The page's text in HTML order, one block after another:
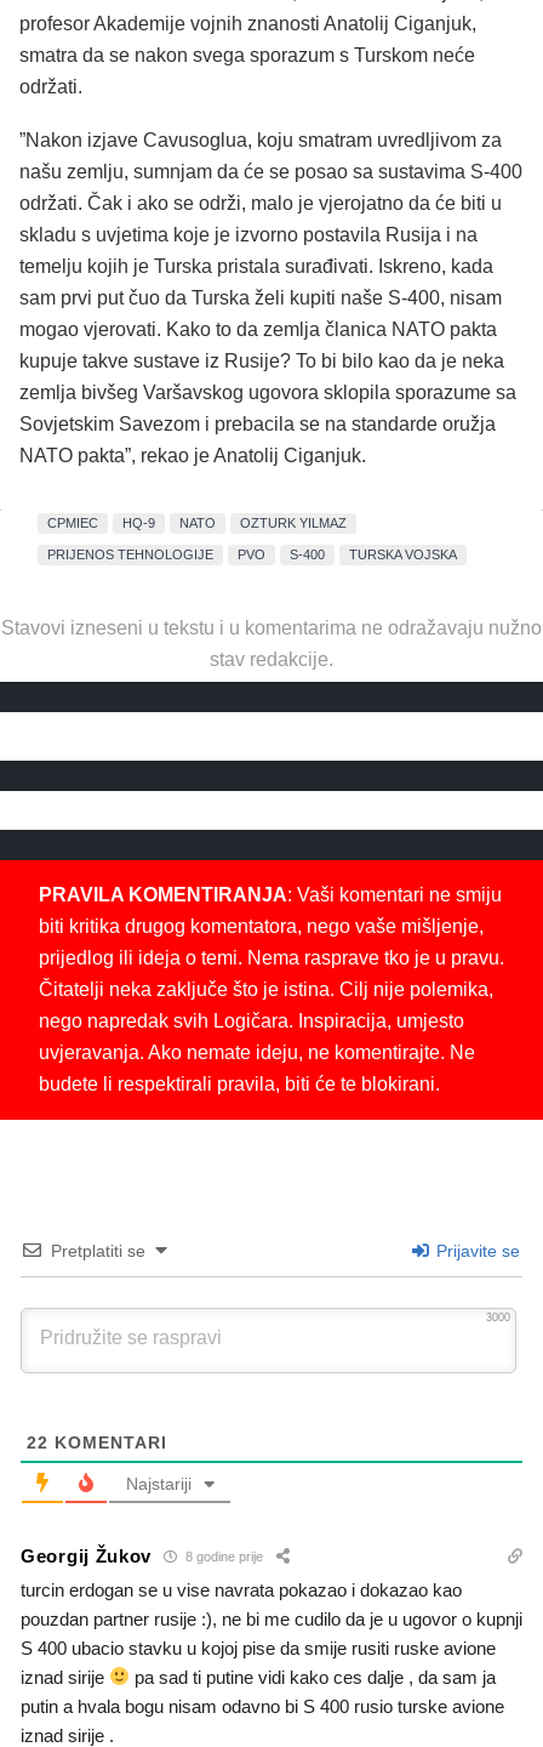
profesor Akademije vojnih znanosti Anatolij Ciganjuk,
smatra da se nakon svega sporazum s Turskom neće
održati.
”Nakon izjave Cavusoglua, koju smatram uvredljivom za
našu zemlju, sumnjam da će se posao sa sustavima S-400
održati. Čak i ako se održi, malo je vjerojatno da će biti u
skladu s uvjetima koje je izvorno postavila Rusija i na
temelju kojih je Turska pristala surađivati. Iskreno, kada
sam prvi put čuo da Turska želi kupiti naše S-400, nisam
mogao vjerovati. Kako to da zemlja članica NATO pakta
kupuje takve sustave iz Rusije? To bi bilo kao da je neka
zemlja bivšeg Varšavskog ugovora sklopila sporazume sa
Sovjetskim Savezom i prebacila se na standarde oružja
NATO pakta”, rekao je Anatolij Ciganjuk.
CPMIEC HQ-9 NATO OZTURK YILMAZ
PRIJENOS TEHNOLOGIJE PVO S-400 TURSKA VOJSKA
Stavovi izneseni u tekstu i u komentarima ne odražavaju nužno
stav redakcije.
PRAVILA KOMENTIRANJA: Vaši komentari ne smiju
biti kritika drugog komentatora, nego vaše mišljenje,
prijedlog ili ideja o temi. Nema rasprave tko je u pravu.
Čitatelji neka zaključe što je istina. Cilj nije polemika,
nego napredak svih Logičara. Inspiracija, umjesto
uvjeravanja. Ako nemate ideju, ne komentirajte. Ne
budete li respektirali pravila, biti će te blokirani.
Pretplatiti se Prijavite se
3000
22 KOMENTARI
Najstariji
Georgij Žukov 8 godine prije
turcin erdogan se u vise navrata pokazao i dokazao kao
pouzdan partner rusije :), ne bi me cudilo da je u ugovor o kupnji
S 400 ubacio stavku u kojoj pise da smije rusiti ruske avione
iznad sirije
pa sad ti putine vidi kako ces dalje , da sam ja
putin a hvala bogu nisam odavno bi S 400 rusio turske avione
iznad sirije .